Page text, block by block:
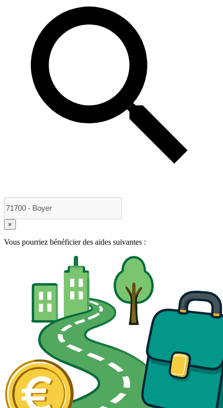
×
Vous pourriez bénéficier des aides suivantes :